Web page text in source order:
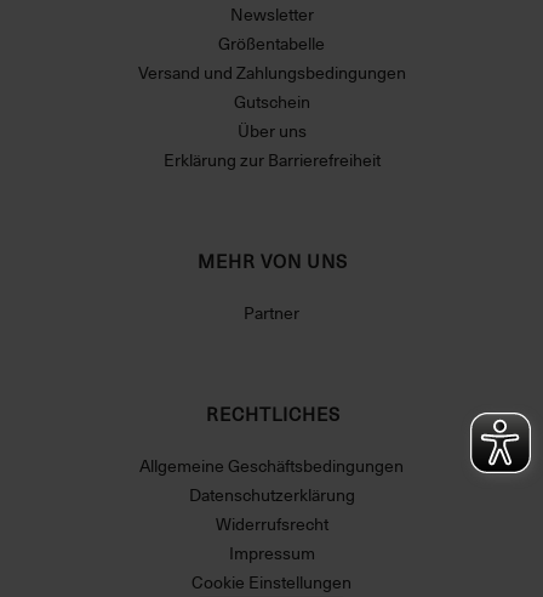
Newsletter
Größentabelle
Versand und Zahlungsbedingungen
Gutschein
Über uns
Erklärung zur Barrierefreiheit
MEHR VON UNS
Partner
RECHTLICHES
Allgemeine Geschäftsbedingungen
Datenschutzerklärung
Widerrufsrecht
Impressum
Cookie Einstellungen